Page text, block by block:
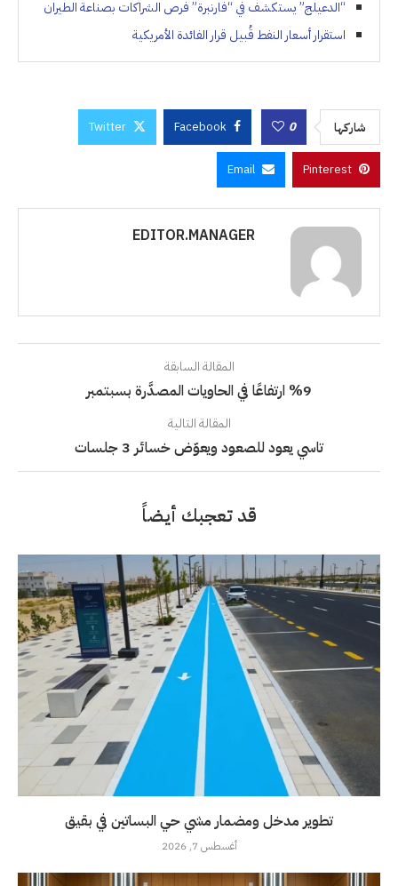
“الدعيلج” يستكشف في “فارنبرة” فرص الشراكات بصناعة الطيران
استقرار أسعار النفط قُبيل قرار الفائدة الأمريكية
شاركها 0
Facebook
Twitter
Pinterest
Email
EDITOR.MANAGER
المقالة السابقة
%9 ارتفاعًا في الحاويات المصدَّرة بسبتمبر
المقالة التالية
تاسي يعود للصعود ويعوّض خسائر 3 جلسات
قد تعجبك أيضاً
تطوير مدخل ومضمار مشي حي البساتين في بقيق
أغسطس 7, 2026